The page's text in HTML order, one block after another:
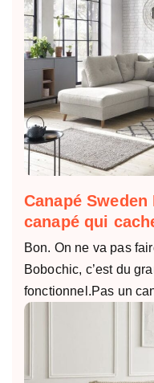
Canapé
canapé qui
Bon. On ne va pas
Bobochic, c’est du
fonctionnel.Pas un